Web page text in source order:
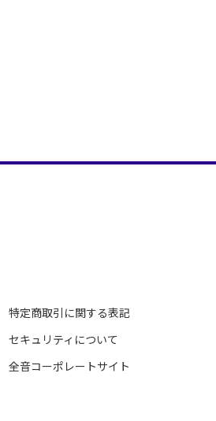
特定商取引に関する表記
セキュリティについて
全音コーポレートサイト